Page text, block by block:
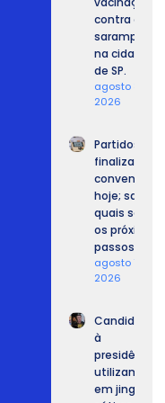
contra o
sarampo
na cidade
de SP.
agosto 8,
2026
Partidos
finalizam
convenções
hoje; saiba
quais serão
os próximos
passos.
agosto 7,
2026
Candidatos
à
presidência
utilizam IA
em jingles,